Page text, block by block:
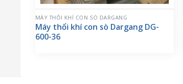
MÁY THỔI KHÍ CON SÒ DARGANG
Máy thổi khí con sò Dargang DG-
600-36